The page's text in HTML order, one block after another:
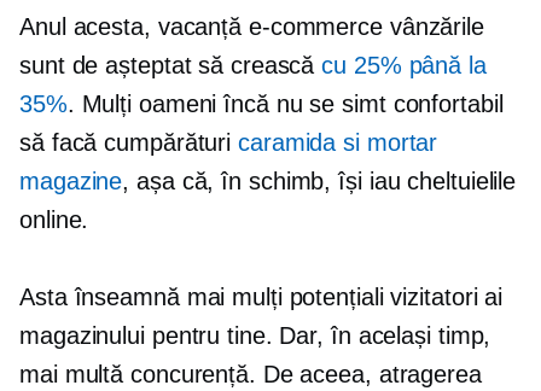
Anul acesta, vacanță e-commercevânzările
sunt de așteptat să creascăcu 25% până la
35%. Mulți oameni încă nu se simt confortabil
să facă cumpărături caramida si mortar
magazine, așa că, în schimb, își iau cheltuielile
online.
Asta înseamnă mai mulți potențiali vizitatori ai
magazinului pentru tine. Dar, în același timp,
mai multă concurență. De aceea, atragerea